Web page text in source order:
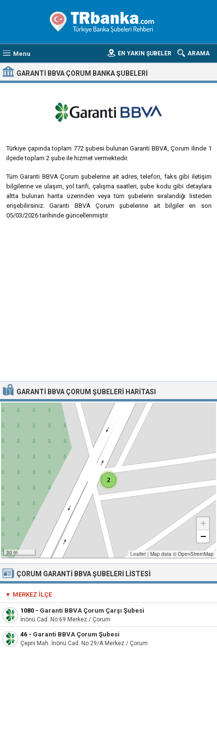
Menu ARAMA
EN YAKIN ŞUBELER
GARANTI BBVA ÇORUM BANKA ŞUBELERI
Türkiye çapında toplam 772 şubesi bulunan Garanti BBVA, Çorum ilinde 1
ilçede toplam 2 şube ile hizmet vermektedir.
Tüm Garanti BBVA Çorum şubelerine ait adres, telefon, faks gibi iletişim
bilgilerine ve ulaşım, yol tarifi, çalışma saatleri, şube kodu gibi detaylara
altta bulunan harita üzerinden veya tüm şubelerin sıralandığı listeden
erişebilirsiniz. Garanti BBVA Çorum şubelerine ait bilgiler en son
05/03/2026 tarihinde güncellenmiştir.
GARANTI BBVA ÇORUM ŞUBELERI HARITASI
2
30 m
+
−
Leaflet | Map data © OpenStreetMap
ÇORUM GARANTI BBVA ŞUBELERI LISTESI
▼ MERKEZ İLÇE
1080 - Garanti BBVA Çorum Çarşı Şubesi
İnönü Cad. No:69 Merkez / Çorum
46 - Garanti BBVA Çorum Şubesi
Çepni Mah. İnönü Cad. No:29/A Merkez / Çorum